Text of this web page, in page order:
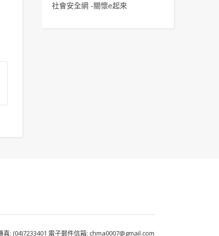
社會安全網 -關懷e起來
: (04)7233401 電子郵件信箱: chma0007@gmail.com